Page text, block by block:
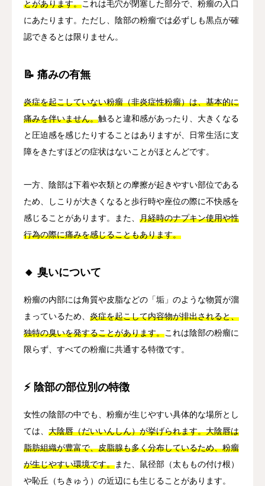
とがあります。これは毛穴が閉塞した部分で、粉瘤の入口
にあたります。ただし、陰部の粉瘤では必ずしも黒点が確
認できるとは限りません。
📝 痛みの有無
炎症を起こしていない粉瘤（非炎症性粉瘤）は、基本的に
痛みを伴いません。触ると違和感があったり、大きくなる
と圧迫感を感じたりすることはありますが、日常生活に支
障をきたすほどの症状はないことがほとんどです。
一方、陰部は下着や衣類との摩擦が起きやすい部位である
ため、しこりが大きくなると歩行時や座位の際に不快感を
感じることがあります。また、 月経時のナプキン使用や性
行為の際に痛みを感じることもあります。
🔸 臭いについて
粉瘤の内部には角質や皮脂などの「垢」のような物質が溜
まっているため、 炎症を起こして内容物が排出されると、
独特の臭いを発することがあります。これは陰部の粉瘤に
限らず、すべての粉瘤に共通する特徴です。
⚡ 陰部の部位別の特徴
女性の陰部の中でも、粉瘤が生じやすい具体的な場所とし
ては、 大陰唇（だいいんしん）が挙げられます。大陰唇は
脂肪組織が豊富で、皮脂腺も多く分布しているため、粉瘤
が生じやすい環境です。また、鼠径部（太ももの付け根）
や恥丘（ちきゅう）の近辺にも生じることがあります。